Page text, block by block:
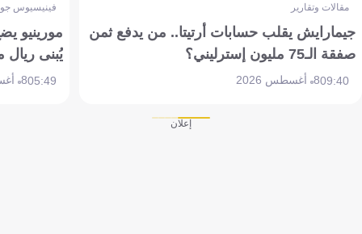
مقالات وتقارير
جيمارايش يقلب حسابات أرتيتا.. من يدفع ثمن
صفقة الـ75 مليون إسترليني؟
09:408 أغسطس 2026
فينيسيوس
مورينيو
يُبنى ريال
05:498 أغسطس 2026
إعلان